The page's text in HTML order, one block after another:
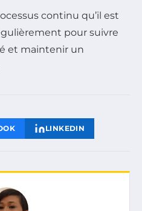
continu qu’il est
pour suivre
et maintenir un
LINKEDIN